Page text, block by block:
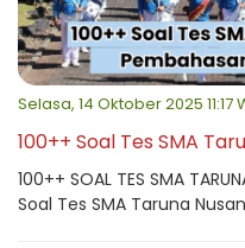
Selasa, 14 Oktober 2025 11:17
100++ Soal Tes SMA
100++ SOAL TES SMA
Soal Tes SMA Taruna